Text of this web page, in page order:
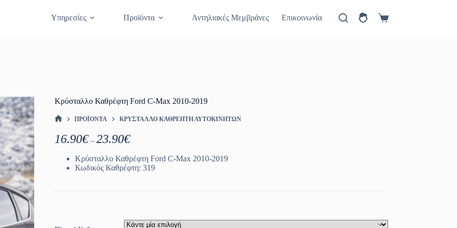
Υπηρεσίες Προϊόντα Αντηλιακές Μεμβράνες Επικοινωνία
Καλάθι
Κρύσταλλο Καθρέφτη Ford C-Max 2010-2019
ΠΡΟΪΌΝΤΑ ΚΡΎΣΤΑΛΛΟ ΚΑΘΡΈΠΤΗ ΑΥΤΟΚΙΝΗΤΩΝ
16.90€ – 23.90€Price
range:
16.90€
through
23.90€
Κρύσταλλο Καθρέφτη Ford C-Max 2010-2019
Κωδικός Καθρέφτη: 319